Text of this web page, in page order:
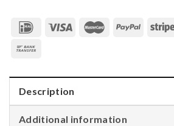
Description
Additional information